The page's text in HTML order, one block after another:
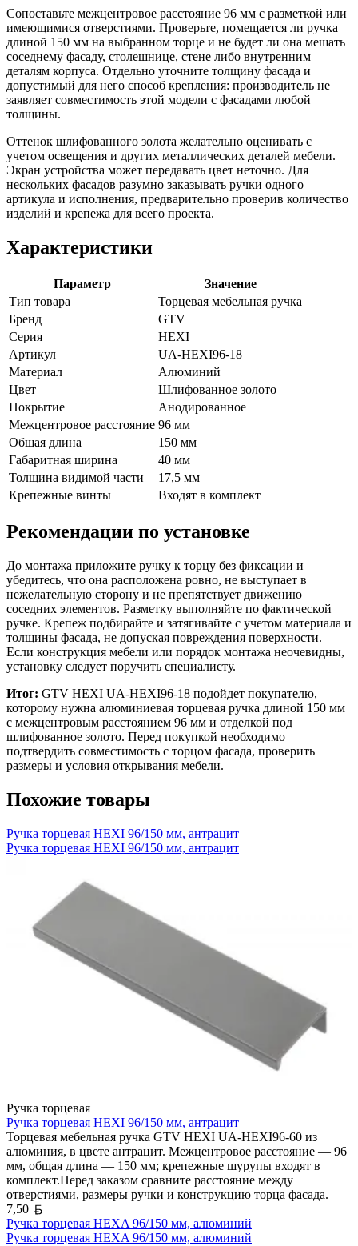
Сопоставьте межцентровое расстояние 96 мм с разметкой или
имеющимися отверстиями. Проверьте, помещается ли ручка
длиной 150 мм на выбранном торце и не будет ли она мешать
соседнему фасаду, столешнице, стене либо внутренним
деталям корпуса. Отдельно уточните толщину фасада и
допустимый для него способ крепления: производитель не
заявляет совместимость этой модели с фасадами любой
толщины.
Оттенок шлифованного золота желательно оценивать с
учетом освещения и других металлических деталей мебели.
Экран устройства может передавать цвет неточно. Для
нескольких фасадов разумно заказывать ручки одного
артикула и исполнения, предварительно проверив количество
изделий и крепежа для всего проекта.
Характеристики
Параметр
Значение
Тип товара
Торцевая мебельная ручка
Бренд
GTV
Серия
HEXI
Артикул
UA-HEXI96-18
Материал
Алюминий
Цвет
Шлифованное золото
Покрытие
Анодированное
Межцентровое расстояние 96 мм
Общая длина
150 мм
Габаритная ширина
40 мм
Толщина видимой части
17,5 мм
Крепежные винты
Входят в комплект
Рекомендации по установке
До монтажа приложите ручку к торцу без фиксации и
убедитесь, что она расположена ровно, не выступает в
нежелательную сторону и не препятствует движению
соседних элементов. Разметку выполняйте по фактической
ручке. Крепеж подбирайте и затягивайте с учетом материала и
толщины фасада, не допуская повреждения поверхности.
Если конструкция мебели или порядок монтажа неочевидны,
установку следует поручить специалисту.
Итог: GTV HEXI UA-HEXI96-18 подойдет покупателю,
которому нужна алюминиевая торцевая ручка длиной 150 мм
с межцентровым расстоянием 96 мм и отделкой под
шлифованное золото. Перед покупкой необходимо
подтвердить совместимость с торцом фасада, проверить
размеры и условия открывания мебели.
Похожие товары
Ручка торцевая HEXI 96/150 мм, антрацит
Ручка торцевая HEXI 96/150 мм, антрацит
Ручка торцевая
Ручка торцевая HEXI 96/150 мм, антрацит
Торцевая мебельная ручка GTV HEXI UA-HEXI96-60 из
алюминия, в цвете антрацит. Межцентровое расстояние — 96
мм, общая длина — 150 мм; крепежные шурупы входят в
комплект.Перед заказом сравните расстояние между
отверстиями, размеры ручки и конструкцию торца фасада.
7,50
Ручка торцевая HEXA 96/150 мм, алюминий
Ручка торцевая HEXA 96/150 мм, алюминий